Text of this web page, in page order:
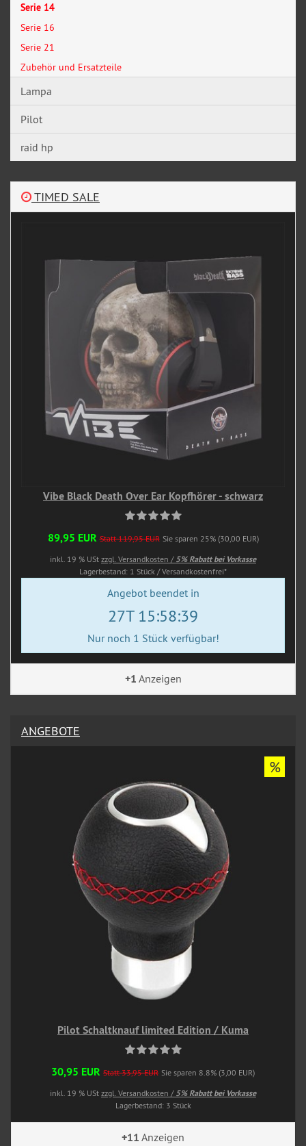
Serie 14
Serie 16
Serie 21
Zubehör und Ersatzteile
Lampa
Pilot
raid hp
TIMED SALE
Vibe Black Death Over Ear Kopfhörer - schwarz
89,95 EUR Statt 119,95 EUR Sie sparen 25% (30,00 EUR)
inkl. 19 % USt zzgl. Versandkosten / 5% Rabatt bei Vorkasse
Lagerbestand: 1 Stück / Versandkostenfrei*
Angebot beendet in
27T 15:58:38
Nur noch 1 Stück verfügbar!
+1 Anzeigen
ANGEBOTE
Pilot Schaltknauf limited Edition / Kuma
30,95 EUR Statt 33,95 EUR Sie sparen 8.8% (3,00 EUR)
inkl. 19 % USt zzgl. Versandkosten / 5% Rabatt bei Vorkasse
Lagerbestand: 3 Stück
%
+11 Anzeigen